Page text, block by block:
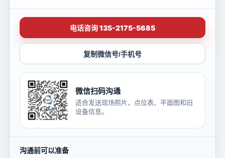
电话咨询 135-2175-5685
复制微信号/手机号
微信扫码沟通
适合发送现场照片、点位表、平面图和旧
设备信息。
沟通前可以准备